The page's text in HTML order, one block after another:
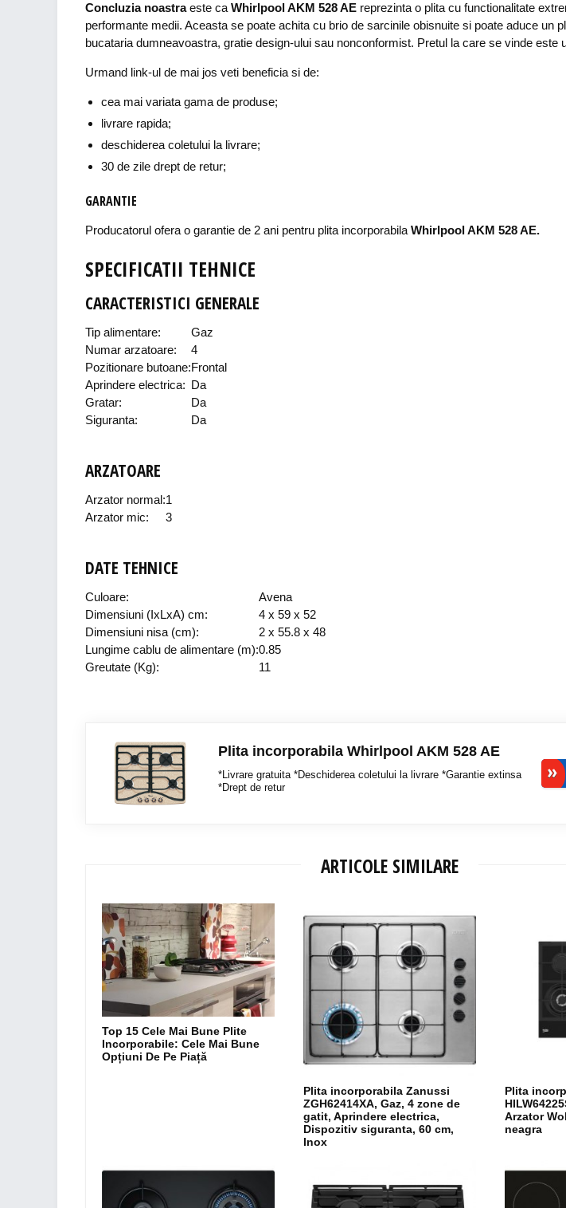
Concluzia noastraeste ca Whirlpool AKM 528 AE reprezinta o plita cu functionalitate
performante medii. Aceasta se poate achita cu brio de sarcinile obisnuite si poate aduce un
bucataria dumneavoastra, gratie design-ului sau nonconformist. Pretul la care se vinde este
Urmand link-ul de mai jos veti beneficia si de:
cea mai variata gama de produse;
livrare rapida;
deschiderea coletului la livrare;
30 de zile drept de retur;
GARANTIE
Producatorul ofera o garantie de 2 ani pentru plita incorporabila Whirlpool AKM 528 AE.
SPECIFICATII TEHNICE
CARACTERISTICI GENERALE
Tip alimentare:
Gaz
Numar arzatoare:
4
Pozitionare butoane:Frontal
Aprindere electrica: Da
Gratar:
Da
Siguranta:
Da
ARZATOARE
Arzator normal:1
Arzator mic:
3
DATE TEHNICE
Culoare:
Avena
Dimensiuni (IxLxA) cm:
4 x 59 x 52
Dimensiuni nisa (cm):
2 x 55.8 x 48
Lungime cablu de alimentare (m):0.85
Greutate (Kg):
11
Plita incorporabila Whirlpool AKM 528 AE
*Livrare gratuita *Deschiderea coletului la livrare *Garantie extinsa
*Drept de retur
ARTICOLE SIMILARE
Top 15 Cele Mai Bune Plite
Incorporabile: Cele Mai Bune
Opțiuni De Pe Piață
Plita incorporabila Zanussi
ZGH62414XA, Gaz, 4 zone de
gatit, Aprindere electrica,
Dispozitiv siguranta, 60 cm,
Inox
Plita
Arzator
neagra